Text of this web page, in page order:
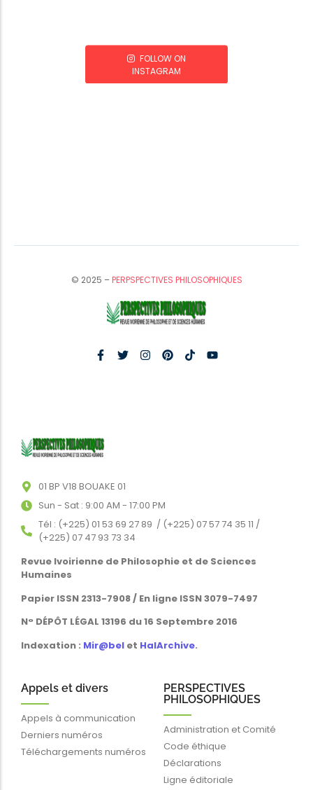
FOLLOW ON
INSTAGRAM
© 2025 –PERPSPECTIVES PHILOSOPHIQUES
01 BP V18 BOUAKE 01
Sun - Sat : 9:00 AM - 17:00 PM
Tél : (+225) 01 53 69 27 89 / (+225) 07 57 74 35 11 /
(+225) 07 47 93 73 34
Revue Ivoirienne de Philosophie et de Sciences
Humaines
Papier ISSN 2313-7908 / En ligne ISSN 3079-7497
N° DÉPÔT LÉGAL 13196 du 16 Septembre 2016
Indexation : Mir@bel et HalArchive.
Appels et divers
Appels à communication
Derniers numéros
Téléchargements numéros
PERSPECTIVES
PHILOSOPHIQUES
Administration et Comité
Code éthique
Déclarations
Ligne éditoriale